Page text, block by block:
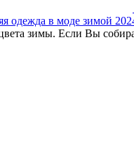
одежда в моде зимой
зимы. Если Вы